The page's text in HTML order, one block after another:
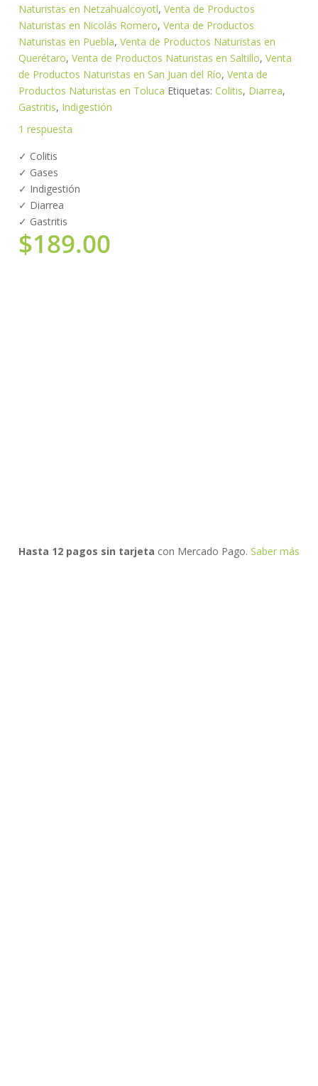
Naturistas en Netzahualcoyotl, Venta de Productos
Naturistas en Nicolás Romero, Venta de Productos
Naturistas en Puebla, Venta de Productos Naturistas en
Querétaro, Venta de Productos Naturistas en Saltillo, Venta
de Productos Naturistas en San Juan del Río, Venta de
Productos Naturistas en Toluca Etiquetas: Colitis, Diarrea,
Gastritis, Indigestión
1 respuesta
✓ Colitis
✓ Gases
✓ Indigestión
✓ Diarrea
✓ Gastritis
$189.00
Hasta 12 pagos sin tarjeta con Mercado Pago. Saber más